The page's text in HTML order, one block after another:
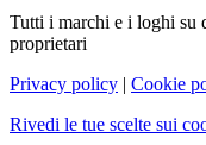
Tutti i marchi e i loghi su
proprietari
Privacy policy | Cookie
Rivedi le tue scelte sui